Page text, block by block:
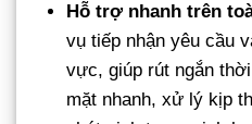
Hỗ trợ nhanh trên
vụ tiếp nhận yêu cầu
vực, giúp rút ngắn
mặt nhanh, xử lý kịp